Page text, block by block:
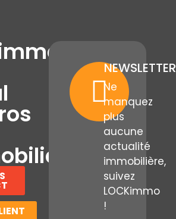
NEWSLETTER
Ne
manquez
plus
aucune
actualité
immobilière,
suivez
LOCKimmo
!